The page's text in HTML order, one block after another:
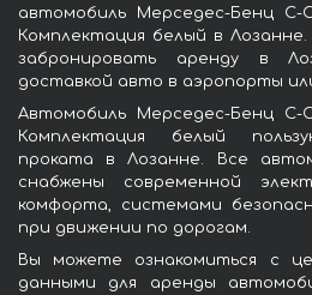
автомобиль Мерседес-Бенц C-
Комплектация белый в
забронировать аренду в
доставкой авто в аэропорты
Автомобиль Мерседес-Бенц C-
Комплектация белый
проката в Лозанне. Все
снабжены современной
комфорта, системами
при движении по дорогам.
Вы можете ознакомиться с
данными для аренды